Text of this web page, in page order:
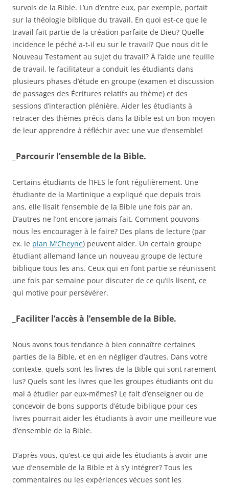
survols de la Bible. L’un d’entre eux, par exemple, portait
sur la théologie biblique du travail. En quoi est-ce que le
travail fait partie de la création parfaite de Dieu? Quelle
incidence le péché a-t-il eu sur le travail? Que nous dit le
Nouveau Testament au sujet du travail? À l’aide une feuille
de travail, le facilitateur a conduit les étudiants dans
plusieurs phases d’étude en groupe (examen et discussion
de passages des Écritures relatifs au thème) et des
sessions d’interaction plénière. Aider les étudiants à
retracer des thèmes précis dans la Bible est un bon moyen
de leur apprendre à réfléchir avec une vue d’ensemble!
_Parcourir l’ensemble de la Bible.
Certains étudiants de l’IFES le font régulièrement. Une
étudiante de la Martinique a expliqué que depuis trois
ans, elle lisait l’ensemble de la Bible une fois par an.
D’autres ne l’ont encore jamais fait. Comment pouvons-
nous les encourager à le faire? Des plans de lecture (par
ex. le plan M’Cheyne) peuvent aider. Un certain groupe
étudiant allemand lance un nouveau groupe de lecture
biblique tous les ans. Ceux qui en font partie se réunissent
une fois par semaine pour discuter de ce qu’ils lisent, ce
qui motive pour persévérer.
_Faciliter l’accès à l’ensemble de la Bible.
Nous avons tous tendance à bien connaître certaines
parties de la Bible, et en en négliger d’autres. Dans votre
contexte, quels sont les livres de la Bible qui sont rarement
lus? Quels sont les livres que les groupes étudiants ont du
mal à étudier par eux-mêmes? Le fait d’enseigner ou de
concevoir de bons supports d’étude biblique pour ces
livres pourrait aider les étudiants à avoir une meilleure vue
d’ensemble de la Bible.
D’après vous, qu’est-ce qui aide les étudiants à avoir une
vue d’ensemble de la Bible et à s’y intégrer? Tous les
commentaires ou les expériences vécues sont les